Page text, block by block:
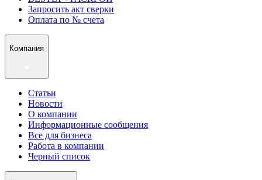
Запросить акт сверки
Оплата по № счета
Компания
Статьи
Новости
О компании
Информационные сообщения
Все для бизнеса
Работа в компании
Черный список